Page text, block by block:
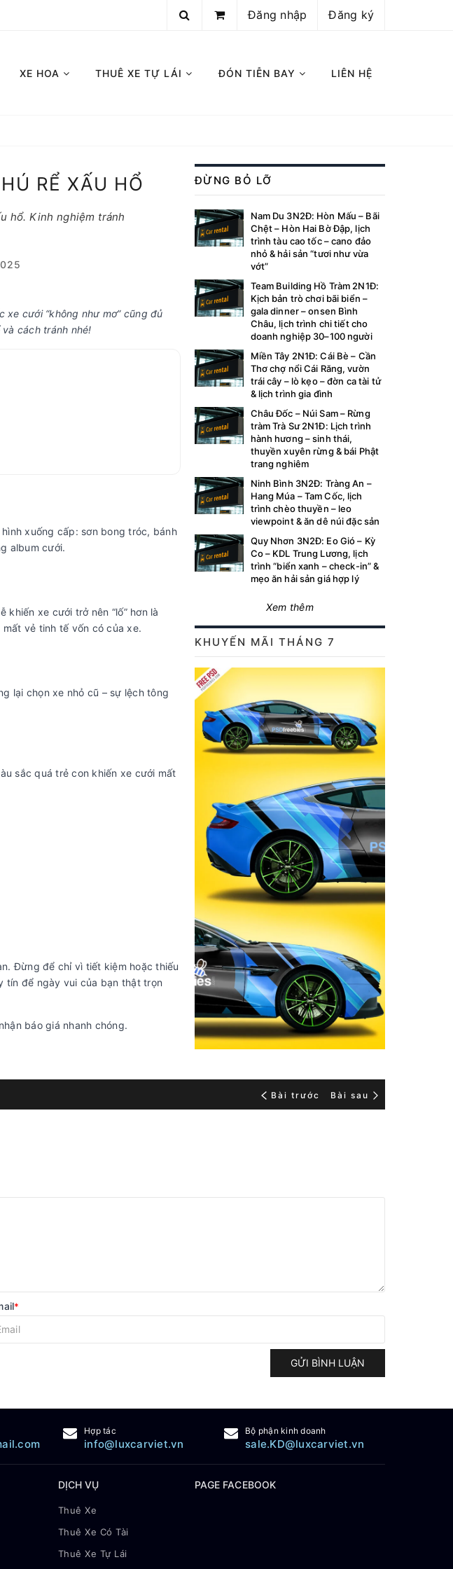
Đăng ký
Đăng nhập
XE HOA THUÊ XE TỰ LÁI ĐÓN TIỄN BAY LIÊN HỆ
RỂ XẤU HỔ
hổ. Kinh nghiệm tránh
cưới “không như mơ” cũng đủ
cách tránh nhé!
xuống cấp: sơn bong tróc, bánh
album cưới.
xe cưới trở nên “lố” hơn là
vẻ tinh tế vốn có của xe.
lại chọn xe nhỏ cũ – sự lệch tông
sắc quá trẻ con khiến xe cưới mất
Đừng để chỉ vì tiết kiệm hoặc thiếu
tín để ngày vui của bạn thật trọn
báo giá nhanh chóng.
ĐỪNG BỎ LỠ
Nam Du 3N2Đ: Hòn Mấu – Bãi
Chệt – Hòn Hai Bờ Đập, lịch
trình tàu cao tốc – cano đảo
nhỏ & hải sản “tươi như vừa
vớt”
Team Building Hồ Tràm 2N1Đ:
Kịch bản trò chơi bãi biển –
gala dinner – onsen Bình
Châu, lịch trình chi tiết cho
doanh nghiệp 30–100 người
Miền Tây 2N1Đ: Cái Bè – Cần
Thơ chợ nổi Cái Răng, vườn
trái cây – lò kẹo – đờn ca tài tử
& lịch trình gia đình
Châu Đốc – Núi Sam – Rừng
tràm Trà Sư 2N1Đ: Lịch trình
hành hương – sinh thái,
thuyền xuyên rừng & bái Phật
trang nghiêm
Ninh Bình 3N2Đ: Tràng An –
Hang Múa – Tam Cốc, lịch
trình chèo thuyền – leo
viewpoint & ăn dê núi đặc sản
Quy Nhơn 3N2Đ: Eo Gió – Kỳ
Co – KDL Trung Lương, lịch
trình “biển xanh – check-in” &
mẹo ăn hải sản giá hợp lý
Xem thêm
KHUYẾN MÃI THÁNG 7
Bài trước Bài sau
*
GỬI BÌNH LUẬN
Hợp tác
info@luxcarviet.vn
Bộ phận kinh doanh
sale.KD@luxcarviet.vn
DỊCH VỤ
Thuê Xe
Thuê Xe Có Tài
Thuê Xe Tự Lái
PAGE FACEBOOK